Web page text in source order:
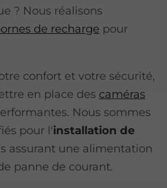
? Nous réalisons
de recharge pour
confort et votre sécurité,
en place des caméras
Nous sommes
pour l'installation de
assurant une alimentation
panne de courant.